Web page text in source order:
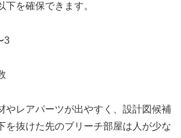
を確保できます。
3
やレアパーツが出やすく、設計図候補
を抜けた先のブリーチ部屋は人が少な